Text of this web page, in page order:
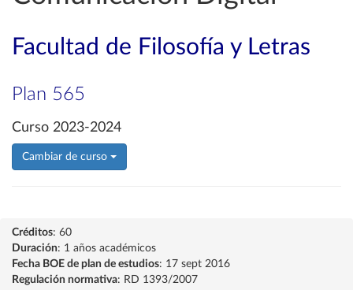
Facultad de Filosofía y Letras
Plan 565
Curso 2023-2024
Cambiar de curso
Créditos: 60
Duración: 1 años académicos
Fecha BOE de plan de estudios: 17 sept 2016
Regulación normativa: RD 1393/2007